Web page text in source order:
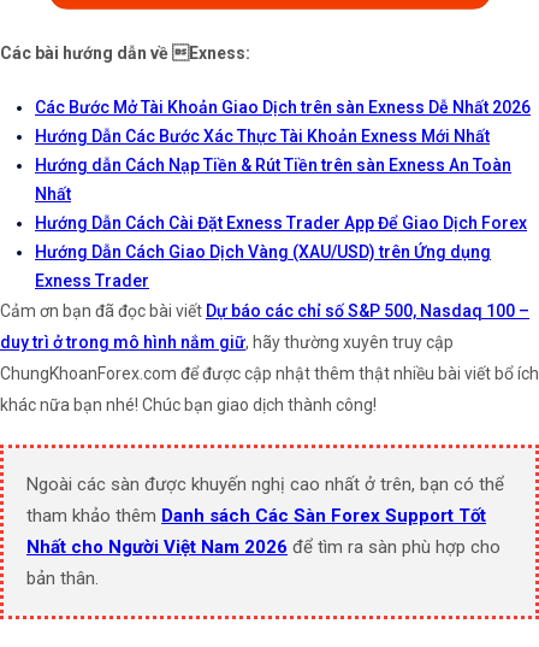
Các bài hướng dẫn về Exness:
Các Bước Mở Tài Khoản Giao Dịch trên sàn Exness Dễ Nhất 2026
Hướng Dẫn Các Bước Xác Thực Tài Khoản Exness Mới Nhất
Hướng dẫn Cách Nạp Tiền & Rút Tiền trên sàn Exness An Toàn
Nhất
Hướng Dẫn Cách Cài Đặt Exness Trader App Để Giao Dịch Forex
Hướng Dẫn Cách Giao Dịch Vàng (XAU/USD) trên Ứng dụng
Exness Trader
Cảm ơn bạn đã đọc bài viết Dự báo các chỉ số S&P 500, Nasdaq 100 –
duy trì ở trong mô hình nắm giữ, hãy thường xuyên truy cập
ChungKhoanForex.com để được cập nhật thêm thật nhiều bài viết bổ ích
khác nữa bạn nhé! Chúc bạn giao dịch thành công!
Ngoài các sàn được khuyến nghị cao nhất ở trên, bạn có thể
tham khảo thêm Danh sách Các Sàn Forex Support Tốt
Nhất cho Người Việt Nam 2026 để tìm ra sàn phù hợp cho
bản thân.